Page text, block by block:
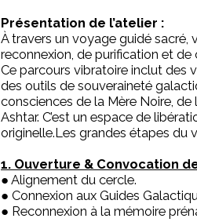
Présentation de l’atelier :
À travers un voyage guidé sacré,
reconnexion, de purification et de
Ce parcours vibratoire inclut des
des outils de souveraineté
consciences de la Mère Noire,
Ashtar. C’est un espace de
originelle.Les grandes étapes du
1. Ouverture & Convocation
● Alignement du cercle.
● Connexion aux Guides
● Reconnexion à la mémoire